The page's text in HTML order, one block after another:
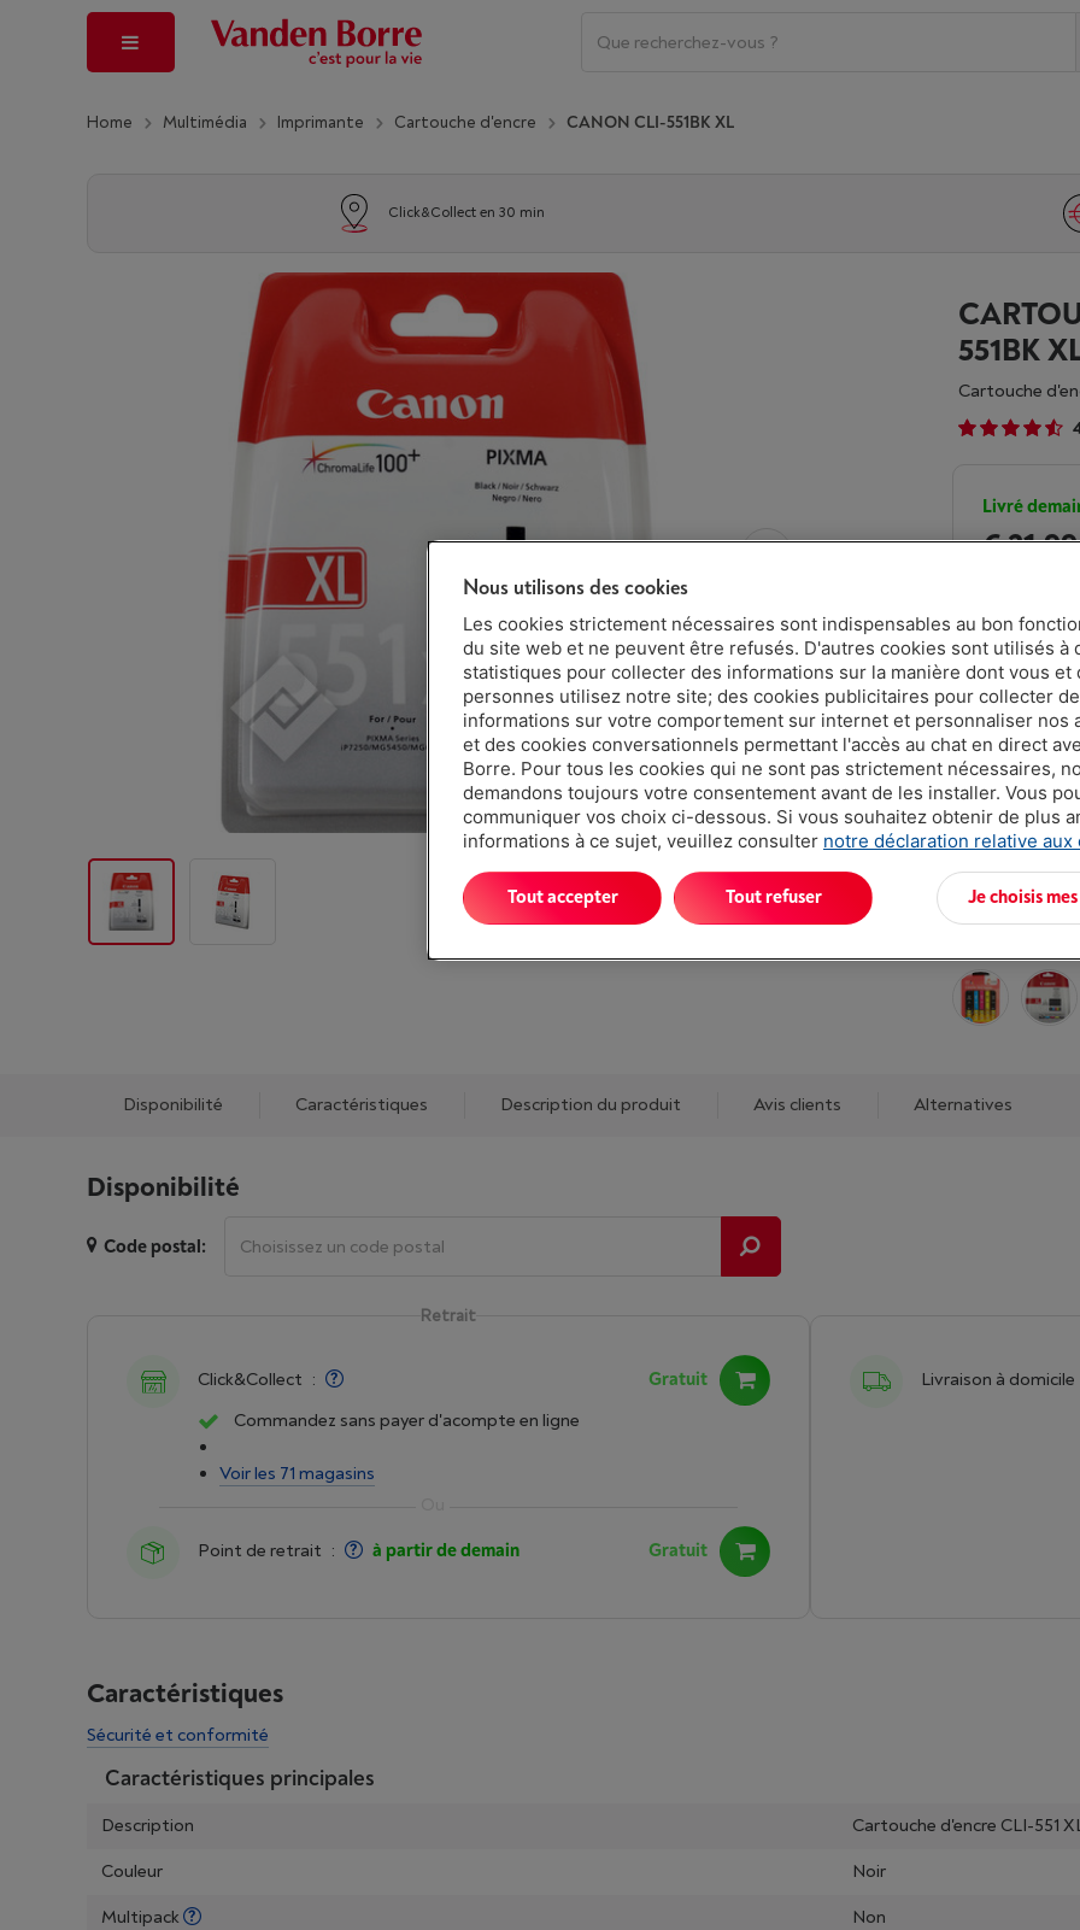
Home Multimédia Imprimante Cartouche d'encre CANON CLI-551BK XL
Click&Collect en 30 min
551BK
Cartouche
Livré
€ 21,99
Atouts
Couleur:
Disponibilité Caractéristiques Description du produit Avis clients Alternatives
Disponibilité
Code postal:
Livraison à domicile
Retrait
Click&Collect :
Gratuit
Commandez sans payer d'acompte en ligne
Voir les 71 magasins
Point de retrait : à partir de demain Gratuit
Caractéristiques
Sécurité et conformité
Caractéristiques principales
Description
Cartouche d'encre CLI-551
Couleur
Noir
Multipack
Non
Nous utilisons des cookies
Les cookies strictement nécessaires sont indispensables au bon
du site web et ne peuvent être refusés. D'autres cookies sont utilisés à
statistiques pour collecter des informations sur la manière dont vous et
personnes utilisez notre site; des cookies publicitaires pour collecter
informations sur votre comportement sur internet et personnaliser nos
et des cookies conversationnels permettant l'accès au chat en direct
Borre. Pour tous les cookies qui ne sont pas strictement nécessaires,
demandons toujours votre consentement avant de les installer. Vous
communiquer vos choix ci-dessous. Si vous souhaitez obtenir de plus
informations à ce sujet, veuillez consulter notre déclaration relative aux
Je choisis
Tout refuser
Tout accepter